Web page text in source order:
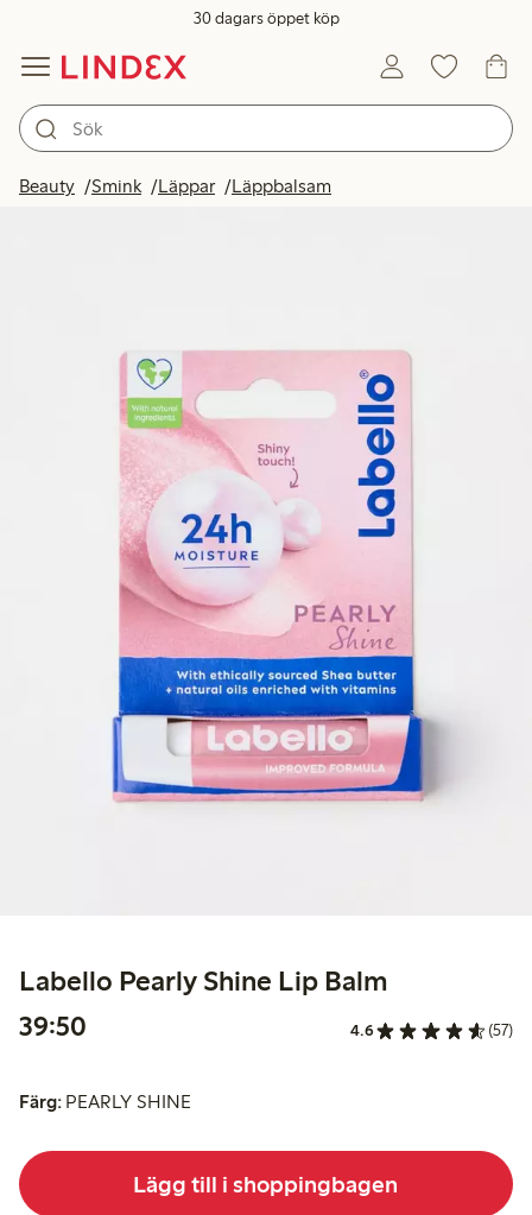
30 dagars öppet köp
Beauty Smink Läppar Läppbalsam
Labello Pearly Shine Lip Balm
39:50
4.6 (57)
Färg: PEARLY SHINE
Lägg till i shoppingbagen